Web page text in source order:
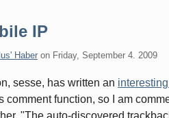
IP
Haber on Friday, September 4. 2009
sesse, has written an
comment function, so I am